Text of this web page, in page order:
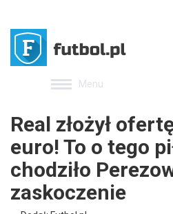
Menu
Real złożył
euro! To o tego
chodziło
zaskoczenie